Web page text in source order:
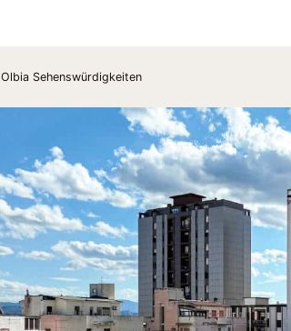
Olbia Sehenswürdigkeiten